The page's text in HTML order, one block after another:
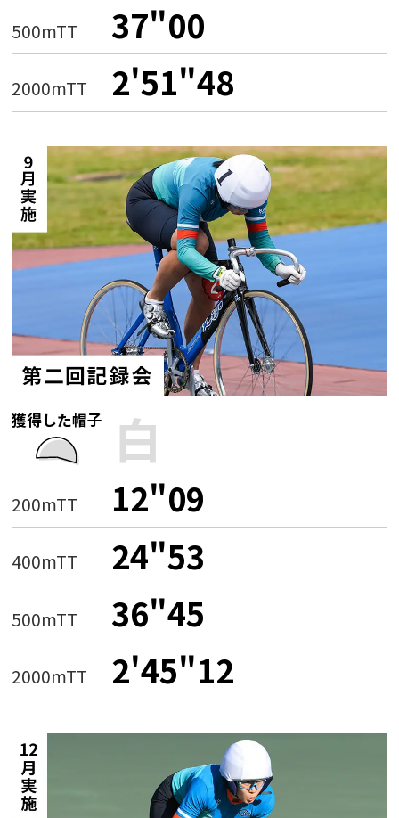
500mTT 37"00
2000mTT 2'51"48
獲得した帽子 白
200mTT 12"09
400mTT 24"53
500mTT 36"45
2000mTT 2'45"12